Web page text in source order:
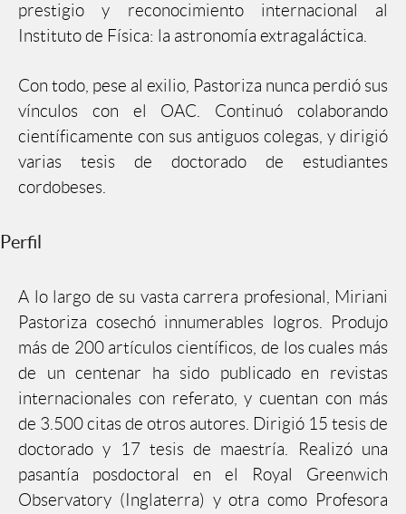
prestigio y reconocimiento internacional al
Instituto de Física: la astronomía extragaláctica.
Con todo, pese al exilio, Pastoriza nunca perdió sus
vínculos con el OAC. Continuó colaborando
científicamente con sus antiguos colegas, y dirigió
varias tesis de doctorado de estudiantes
cordobeses.
Perfil
A lo largo de su vasta carrera profesional, Miriani
Pastoriza cosechó innumerables logros. Produjo
más de 200 artículos científicos, de los cuales más
de un centenar ha sido publicado en revistas
internacionales con referato, y cuentan con más
de 3.500 citas de otros autores. Dirigió 15 tesis de
doctorado y 17 tesis de maestría. Realizó una
pasantía posdoctoral en el Royal Greenwich
Observatory (Inglaterra) y otra como Profesora